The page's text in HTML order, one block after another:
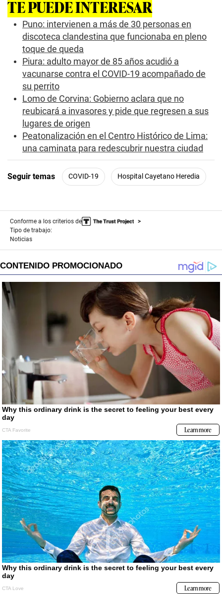
o
TE PUEDE INTERESAR
Puno: intervienen a más de 30 personas en
discoteca clandestina que funcionaba en pleno
toque de queda
Piura: adulto mayor de 85 años acudió a
vacunarse contra el COVID-19 acompañado de
su perrito
Lomo de Corvina: Gobierno aclara que no
reubicará a invasores y pide que regresen a sus
lugares de origen
Peatonalización en el Centro Histórico de Lima:
una caminata para redescubrir nuestra ciudad
Seguir temas COVID-19 Hospital Cayetano Heredia
Conforme a los criterios de
Tipo de trabajo:
Noticias